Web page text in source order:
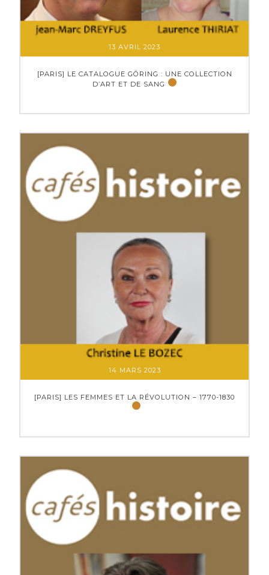
13 AVRIL 2023
[PARIS] LE CATALOGUE GÖRING : UNE COLLECTION
D’ART ET DE SANG
14 MARS 2023
[PARIS] LES FEMMES ET LA RÉVOLUTION – 1770-1830